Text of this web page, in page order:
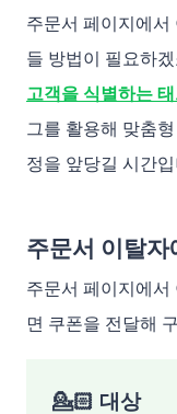
주문서 페이지에서
들 방법이 필요하
고객을 식별하는
그를 활용해 맞춤
정을 앞당길 시간
주문서 이탈자
주문서 페이지에서
면 쿠폰을 전달해
💁🏻 대상